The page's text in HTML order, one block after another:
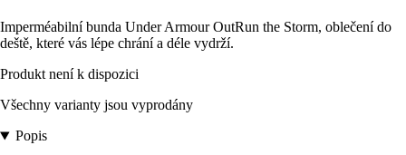
Imperméabilní bunda Under Armour OutRun the Storm, oblečení do
deště, které vás lépe chrání a déle vydrží.
Produkt není k dispozici
Všechny varianty jsou vyprodány
Popis